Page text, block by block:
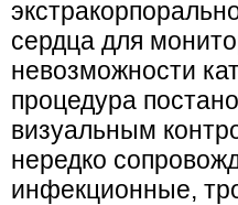
сердца для
невозможности
процедура
визуальным
нередко
инфекционные,